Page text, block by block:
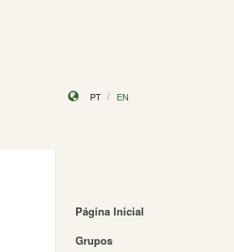
PT EN
Página Inicial
Grupos